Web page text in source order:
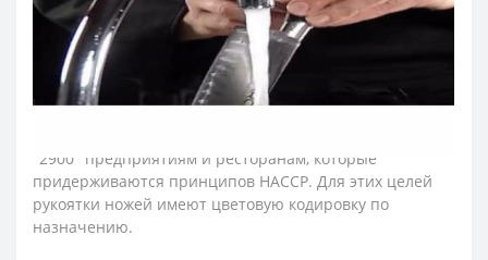
рукояткой синего цветаиспользуют для подрезания
шкур мясной туши, удаления прожилок и хрящей.
Серию профессиональных ножей Аркос «2900»
разработали для интенсивного использования на
кухнях ресторанов и пищевых производств.
"2900" предприятиям и ресторанам, которые
придерживаются принципов HACCP. Для этих целей
рукоятки ножей имеют цветовую кодировку по
назначению.